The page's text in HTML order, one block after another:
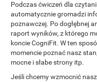
Podczas ćwiczeń dla
automatycznie gromadzi
poznawczej. Po dogłębnej
raport wyników, z którego
koncie CogniFit. W ten
momencie poznać nasz
mocne i słabe strony itp.
Jeśli chcemy wzmocnić